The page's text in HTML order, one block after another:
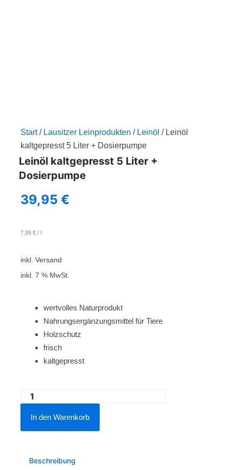
Start/ Lausitzer Leinprodukten / Leinöl / Leinöl
kaltgepresst 5 Liter + Dosierpumpe
Leinöl kaltgepresst 5 Liter +
Dosierpumpe
39,95 €
7,99 € / l
inkl. Versand
inkl. 7 % MwSt.
wertvolles Naturprodukt
Nahrungsergänzungsmittel für Tiere
Holzschutz
frisch
kaltgepresst
Leinöl
Dosierpumpe
In den Warenkorb
Beschreibung